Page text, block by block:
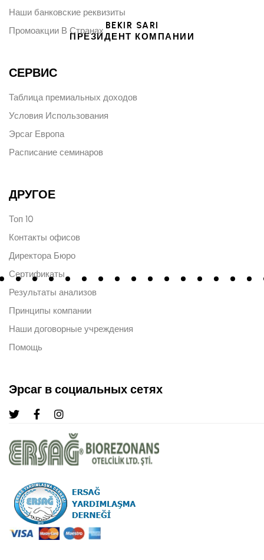
BEKIR SARI
ПРЕЗИДЕНТ КОМПАНИИ
Наши банковские реквизиты
Промоакции В Странах
СЕРВИС
Таблица премиальных доходов
Условия Использования
Эрсаг Европа
Расписание семинаров
ДРУГОЕ
Топ 10
Контакты офисов
Директора Бюро
Сертификаты
Результаты анализов
Принципы компании
Наши договорные учреждения
Помощь
Эрсаг в социальных сетях